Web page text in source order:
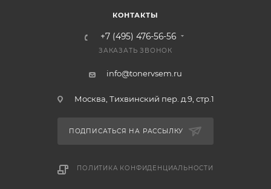
КОНТАКТЫ
+7 (495) 476-56-56
ЗАКАЗАТЬ ЗВОНОК
info@tonervsem.ru
Москва, Тихвинский пер. д.9, стр.1
ПОДПИСАТЬСЯ НА РАССЫЛКУ
ПОЛИТИКА КОНФИДЕНЦИАЛЬНОСТИ